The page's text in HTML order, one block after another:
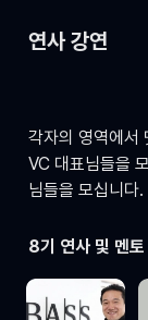
연사 강연
각자의 영역에서
VC 대표님들을
님들을 모십니다.
8기 연사 및 멘토